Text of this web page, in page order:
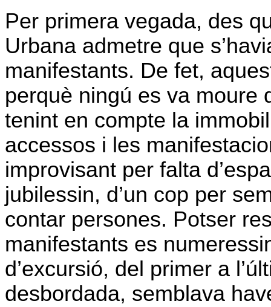
Per primera vegada, des
Urbana admetre que
manifestants. De fet,
perquè ningú es va moure
tenint en compte la
accessos i les
improvisant per falta
jubilessin, d’un cop per
contar persones. Potser
manifestants es
d’excursió, del primer a
desbordada, semblava